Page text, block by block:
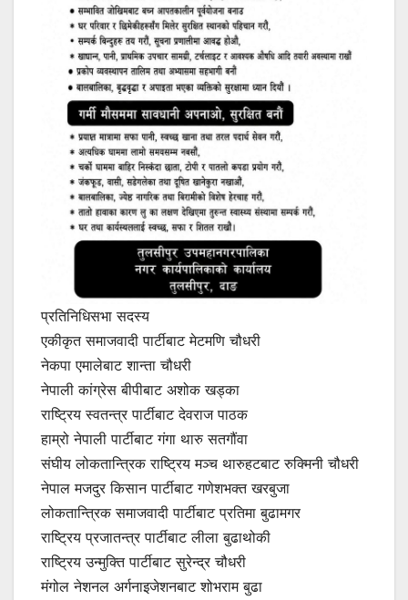
प्रतिनिधिसभा सदस्य
एकीकृत समाजवादी पार्टीबाट मेटमणि चौधरी
नेकपा एमालेबाट शान्ता चौधरी
नेपाली कांग्रेस बीपीबाट अशोक खड्का
राष्ट्रिय स्वतन्त्र पार्टीबाट देवराज पाठक
हाम्रो नेपाली पार्टीबाट गंगा थारु सतगौंवा
संघीय लोकतान्त्रिक राष्ट्रिय मञ्च थारुहटबाट रुक्मिनी चौधरी
नेपाल मजदुर किसान पार्टीबाट गणेशभक्त खरबुजा
लोकतान्त्रिक समाजवादी पार्टीबाट प्रतिमा बुढामगर
राष्ट्रिय प्रजातन्त्र पार्टीबाट लीला बुढाथोकी
राष्ट्रिय उन्मुक्ति पार्टीबाट सुरेन्द्र चौधरी
मंगोल नेशनल अर्गनाइजेशनबाट शोभराम बुढा